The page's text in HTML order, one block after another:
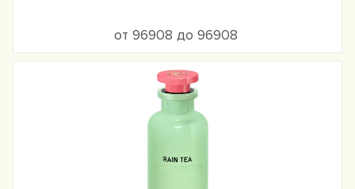
от 96908 до 96908